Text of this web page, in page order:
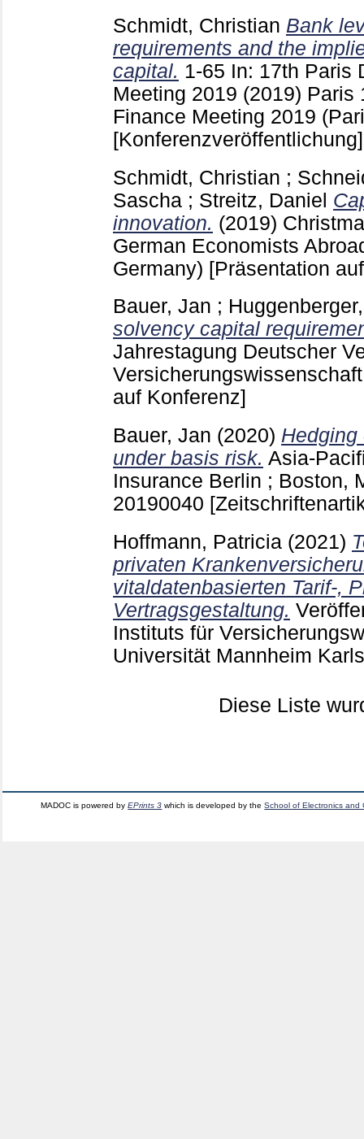
Schmidt, Christian Bank
requirements and the
capital. 1-65 In: 17th Paris
Meeting 2019 (2019) Paris
Finance Meeting 2019
[Konferenzveröffentlichung]
Schmidt, Christian ;
Sascha ; Streitz, Daniel
innovation. (2019)
German Economists
Germany) [Präsentation
Bauer, Jan ;
solvency capital
Jahrestagung Deutscher
auf Konferenz]
Bauer, Jan (2020) Hedging
under basis risk. Asia-
Insurance Berlin ; Boston,
20190040
Hoffmann, Patricia (2021)
privaten
vitaldatenbasierten Tarif-,
Vertragsgestaltung.
Instituts für
Universität Mannheim
Diese Liste
MADOC is powered byEPrints 3 which is developed by theSchool of Electronics and